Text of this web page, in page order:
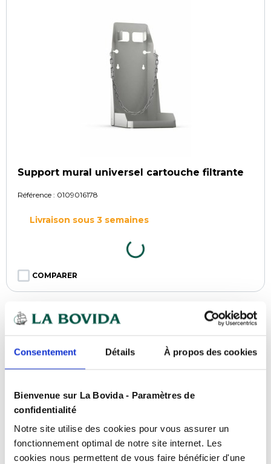
Consentement Détails À propos des cookies
Bienvenue sur La Bovida - Paramètres de
confidentialité
Notre site utilise des cookies pour vous assurer un
fonctionnement optimal de notre site internet. Les
cookies nous permettent de vous faire bénéficier d'une
Support mural universel cartouche filtrante
Référence : 0109016178
Livraison sous 3 semaines
COMPARER